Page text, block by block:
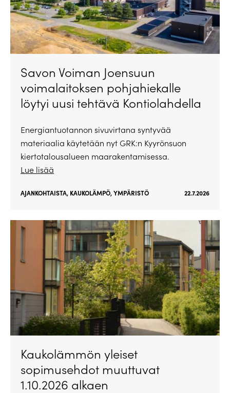
Savon Voiman Joensuun
voimalaitoksen pohjahiekalle
löytyi uusi tehtävä Kontiolahdella
Energiantuotannon sivuvirtana syntyvää
materiaalia käytetään nyt GRK:n Kyyrönsuon
kiertotalousalueen maarakentamisessa.
Lue lisää
AJANKOHTAISTA, KAUKOLÄMPÖ,YMPÄRISTÖ 22.7.2026
Kaukolämmön yleiset
sopimusehdot muuttuvat
1.10.2026 alkaen